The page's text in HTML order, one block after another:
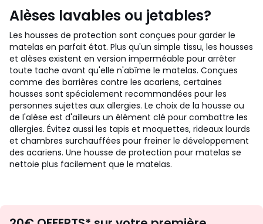
Alèses lavables ou jetables?
Les housses de protection sont conçues pour garder le
matelas en parfait état. Plus qu'un simple tissu, les housses
et alèses existent en version imperméable pour arrêter
toute tache avant qu'elle n'abîme le matelas. Conçues
comme des barrières contre les acariens, certaines
housses sont spécialement recommandées pour les
personnes sujettes aux allergies. Le choix de la housse ou
de l'alèse est d'ailleurs un élément clé pour combattre les
allergies. Évitez aussi les tapis et moquettes, rideaux lourds
et chambres surchauffées pour freiner le développement
des acariens. Une housse de protection pour matelas se
nettoie plus facilement que le matelas.